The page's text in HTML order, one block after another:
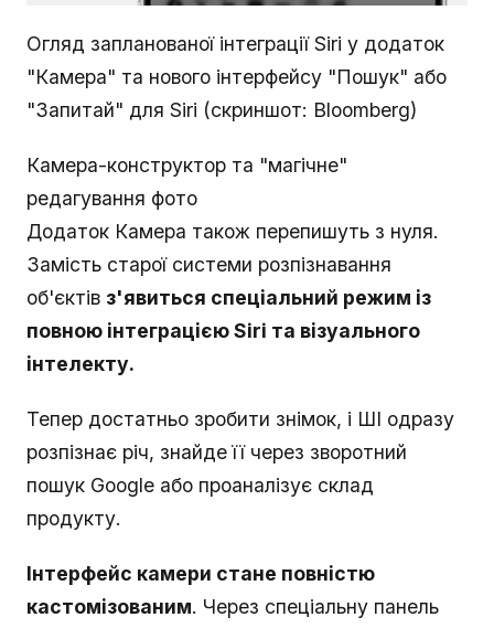
Огляд запланованої інтеграції Siri у додаток
"Камера" та нового інтерфейсу "Пошук" або
"Запитай" для Siri (скриншот: Bloomberg)
Камера-конструктор та "магічне"
редагування фото
Додаток Камера також перепишуть з нуля.
Замість старої системи розпізнавання
об'єктів з'явиться спеціальний режим із
повною інтеграцією Siri та візуального
інтелекту.
Тепер достатньо зробити знімок, і ШІ одразу
розпізнає річ, знайде її через зворотний
пошук Google або проаналізує склад
продукту.
Інтерфейс камери стане повністю
кастомізованим. Через спеціальну панель